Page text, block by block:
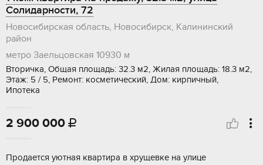
Солидарности, 72
Новосибирская область, Новосибирск, Калининский
район
метро Заельцовская 10930 м
Вторичка, Общая площадь: 32.3 м2, Жилая площадь: 18.3 м2,
Этаж: 5 / 5, Ремонт: косметический, Дом: кирпичный,
Ипотека
2 900 000 
Пpoдaeтcя уютная кваpтира в хрущeвке нa улице